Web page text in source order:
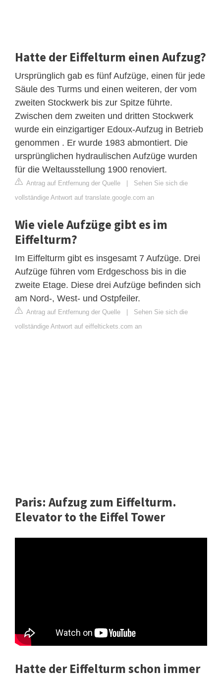
Hatte der Eiffelturm einen Aufzug?
Ursprünglich gab es fünf Aufzüge, einen für jede
Säule des Turms und einen weiteren, der vom
zweiten Stockwerk bis zur Spitze führte.
Zwischen dem zweiten und dritten Stockwerk
wurde ein einzigartiger Edoux-Aufzug in Betrieb
genommen . Er wurde 1983 abmontiert. Die
ursprünglichen hydraulischen Aufzüge wurden
für die Weltausstellung 1900 renoviert.
Antrag auf Entfernung der Quelle
Sehen Sie sich die
vollständige Antwort auf translate.google.com an
Wie viele Aufzüge gibt es im
Eiffelturm?
Im Eiffelturm gibt es insgesamt 7 Aufzüge. Drei
Aufzüge führen vom Erdgeschoss bis in die
zweite Etage. Diese drei Aufzüge befinden sich
am Nord-, West- und Ostpfeiler.
Antrag auf Entfernung der Quelle
Sehen Sie sich die
vollständige Antwort auf eiffeltickets.com an
Paris: Aufzug zum Eiffelturm.
Elevator to the Eiffel Tower
Hatte der Eiffelturm schon immer